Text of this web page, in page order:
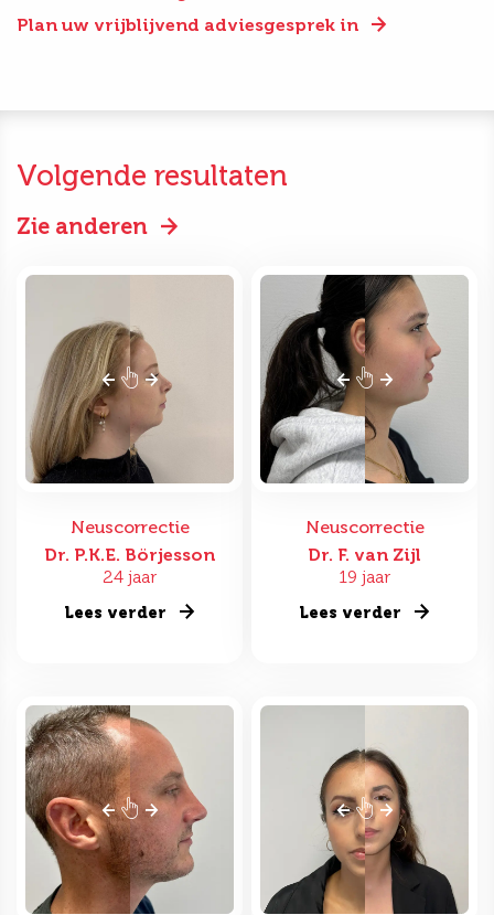
Plan uw vrijblijvend adviesgesprek in
Volgende resultaten
Zie anderen
Neuscorrectie
Dr. P.K.E. Börjesson
24 jaar
Lees verder
Neuscorrectie
Dr. F. van Zijl
19 jaar
Lees verder